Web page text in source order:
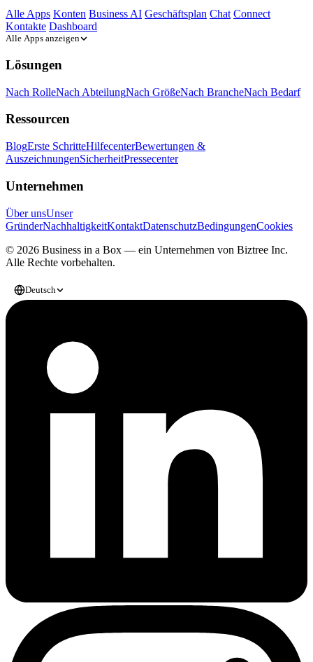
Alle Apps Konten Business AI Geschäftsplan Chat Connect
Kontakte Dashboard
Alle Apps anzeigen
Lösungen
Nach RolleNach AbteilungNach GrößeNach BrancheNach Bedarf
Ressourcen
BlogErste SchritteHilfecenterBewertungen &
AuszeichnungenSicherheitPressecenter
Unternehmen
Über unsUnser
GründerNachhaltigkeitKontaktDatenschutzBedingungenCookies
© 2026 Business in a Box — ein Unternehmen von Biztree Inc.
Alle Rechte vorbehalten.
Deutsch